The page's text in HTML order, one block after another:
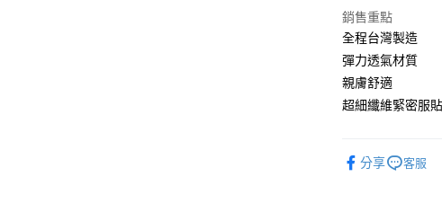
運送方式
全家取貨付款
每筆NT$60，滿
付款後全家取貨
711取貨付款
銷售重點
全程台灣製造
彈力透氣材質
親膚舒適
超細纖維緊密服貼
分享 客服